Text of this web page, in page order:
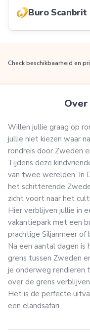
Buro Scanbrit
Check beschikbaarheid en
Willen jullie graag op
jullie niet kiezen waar
rondreis door Zweden
Tijdens deze
van twee werelden. In
het schitterende
zicht voort naar het
Hier verblijven jullie in
vakantiepark met een
prachtige Siljanmeer of
Na een aantal dagen
grens tussen Zweden
je onderweg rendieren
over de grens
Het is de perfecte
een elandsafari.